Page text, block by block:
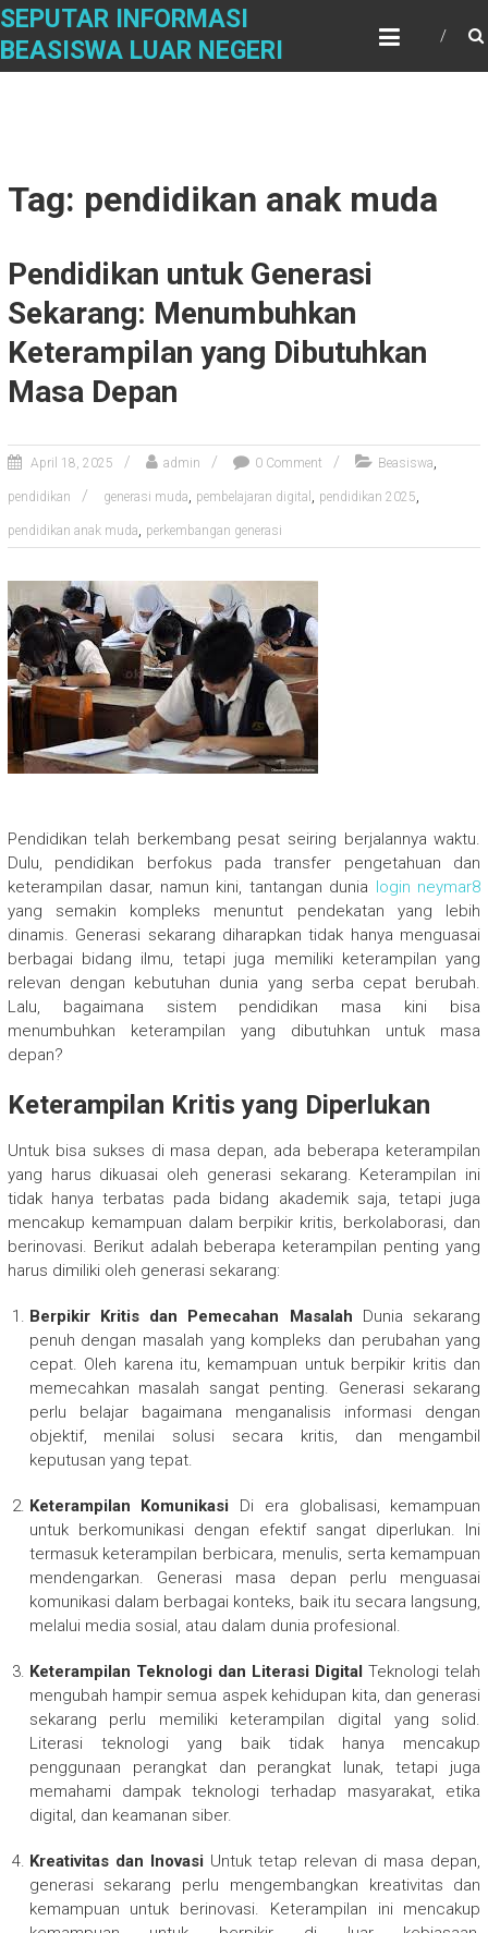
Skip
content
SEPUTAR INFORMASI
BEASISWA LUAR NEGERI
Tag: pendidikan anak muda
Pendidikan untuk Generasi
Sekarang: Menumbuhkan
Keterampilan yang Dibutuhkan
Masa Depan
April 18, 2025 admin 0 Comment Beasiswa,
pendidikan generasi muda, pembelajaran digital , pendidikan 2025,
pendidikan anak muda, perkembangan generasi
Pendidikan telah berkembang pesat seiring berjalannya waktu.
Dulu, pendidikan berfokus pada transfer pengetahuan dan
keterampilan dasar, namun kini, tantangan dunia login neymar8
yang semakin kompleks menuntut pendekatan yang lebih
dinamis. Generasi sekarang diharapkan tidak hanya menguasai
berbagai bidang ilmu, tetapi juga memiliki keterampilan yang
relevan dengan kebutuhan dunia yang serba cepat berubah.
Lalu, bagaimana sistem pendidikan masa kini bisa
menumbuhkan keterampilan yang dibutuhkan untuk masa
depan?
Keterampilan Kritis yang Diperlukan
Untuk bisa sukses di masa depan, ada beberapa keterampilan
yang harus dikuasai oleh generasi sekarang. Keterampilan ini
tidak hanya terbatas pada bidang akademik saja, tetapi juga
mencakup kemampuan dalam berpikir kritis, berkolaborasi, dan
berinovasi. Berikut adalah beberapa keterampilan penting yang
harus dimiliki oleh generasi sekarang:
Berpikir Kritis dan Pemecahan Masalah Dunia sekarang
penuh dengan masalah yang kompleks dan perubahan yang
cepat. Oleh karena itu, kemampuan untuk berpikir kritis dan
memecahkan masalah sangat penting. Generasi sekarang
perlu belajar bagaimana menganalisis informasi dengan
objektif, menilai solusi secara kritis, dan mengambil
keputusan yang tepat.
Keterampilan Komunikasi Di era globalisasi, kemampuan
untuk berkomunikasi dengan efektif sangat diperlukan. Ini
termasuk keterampilan berbicara, menulis, serta kemampuan
mendengarkan. Generasi masa depan perlu menguasai
komunikasi dalam berbagai konteks, baik itu secara langsung,
melalui media sosial, atau dalam dunia profesional.
Keterampilan Teknologi dan Literasi Digital Teknologi telah
mengubah hampir semua aspek kehidupan kita, dan generasi
sekarang perlu memiliki keterampilan digital yang solid.
Literasi teknologi yang baik tidak hanya mencakup
penggunaan perangkat dan perangkat lunak, tetapi juga
memahami dampak teknologi terhadap masyarakat, etika
digital, dan keamanan siber.
Kreativitas dan Inovasi Untuk tetap relevan di masa depan,
generasi sekarang perlu mengembangkan kreativitas dan
kemampuan untuk berinovasi. Keterampilan ini mencakup